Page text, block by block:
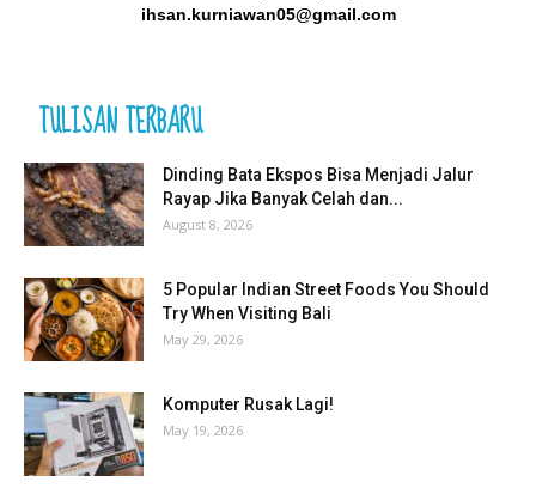
ihsan.kurniawan05@gmail.com
TULISAN TERBARU
Dinding Bata Ekspos Bisa Menjadi Jalur
Rayap Jika Banyak Celah dan...
August 8, 2026
5 Popular Indian Street Foods You Should
Try When Visiting Bali
May 29, 2026
Komputer Rusak Lagi!
May 19, 2026